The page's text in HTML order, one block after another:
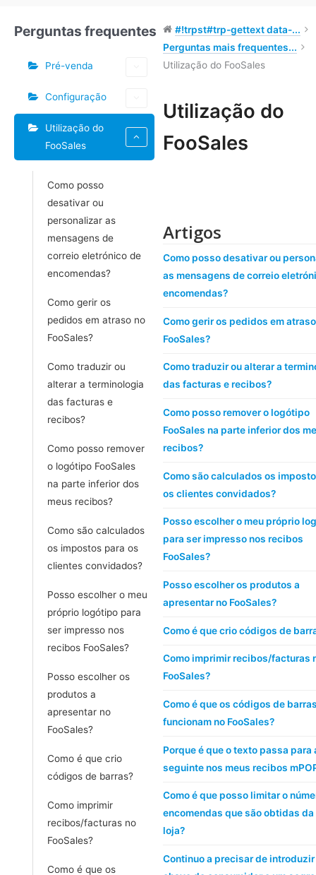
Perguntas frequentes
Pré-venda
Configuração
Utilização do
FooSales
Como posso
desativar ou
personalizar as
mensagens de
correio eletrónico de
encomendas?
Como gerir os
pedidos em atraso no
FooSales?
Como traduzir ou
alterar a terminologia
das facturas e
recibos?
Como posso remover
o logótipo FooSales
na parte inferior dos
meus recibos?
Como são calculados
os impostos para os
clientes convidados?
Posso escolher o meu
próprio logótipo para
ser impresso nos
recibos FooSales?
Posso escolher os
produtos a
apresentar no
FooSales?
Como é que crio
códigos de barras?
Como imprimir
recibos/facturas no
FooSales?
Como é que os
#!trpst#trp-gettext data-...
Perguntas mais frequentes...
Utilização do FooSales
Utilização do
FooSales
Artigos
Como posso desativar ou
as mensagens de correio
encomendas?
Como gerir os pedidos em
FooSales?
Como traduzir ou alterar a
das facturas e recibos?
Como posso remover o logótipo
FooSales na parte inferior dos
recibos?
Como são calculados os
os clientes convidados?
Posso escolher o meu próprio
para ser impresso nos recibos
FooSales?
Posso escolher os produtos a
apresentar no FooSales?
Como é que crio códigos de
Como imprimir recibos/facturas
FooSales?
Como é que os códigos de
funcionam no FooSales?
Porque é que o texto passa para
seguinte nos meus recibos
Como é que posso limitar o
encomendas que são obtidas da
loja?
Continuo a precisar de introduzir
do